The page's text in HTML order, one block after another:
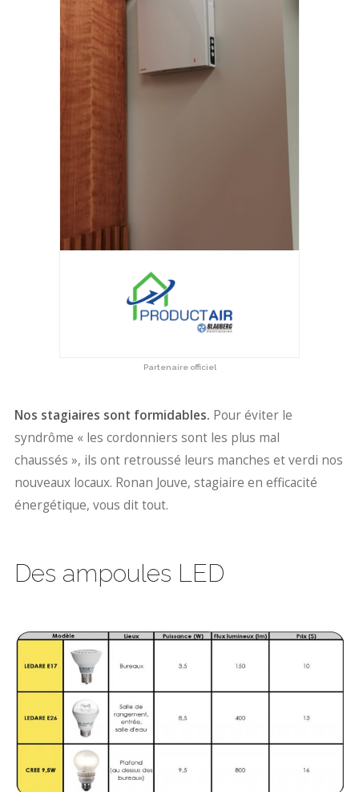
Partenaire officiel
Nos stagiaires sont formidables. Pour éviter le
syndrôme « les cordonniers sont les plus mal
chaussés », ils ont retroussé leurs manches et verdi nos
nouveaux locaux. Ronan Jouve, stagiaire en efficacité
énergétique, vous dit tout.
Des ampoules LED